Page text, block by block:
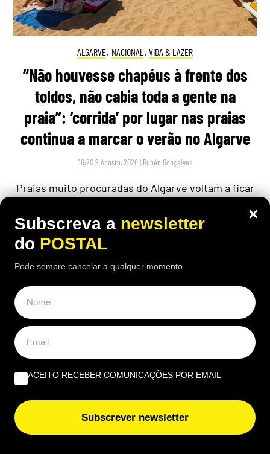
ALGARVE, NACIONAL , VIDA & LAZER
“Não houvesse chapéus à frente dos
toldos, não cabia toda a gente na
praia”: ‘corrida’ por lugar nas praias
continua a marcar o verão no Algarve
16:20 9 Agosto, 2026 | Rubén Gonçalves
Praias muito procuradas do Algarve voltam a ficar
ALGARVE
×
Subscreva a newsletter
do POSTAL
Pode sempre cancelar a qualquer momento
ACEITO RECEBER COMUNICAÇÕES POR EMAIL
Subscrever newsletter